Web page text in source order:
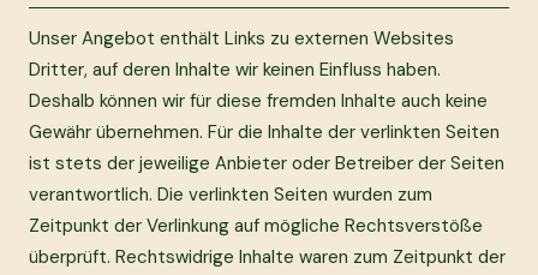
Unser Angebot enthält Links zu externen Websites
Dritter, auf deren Inhalte wir keinen Einfluss haben.
Deshalb können wir für diese fremden Inhalte auch keine
Gewähr übernehmen. Für die Inhalte der verlinkten Seiten
ist stets der jeweilige Anbieter oder Betreiber der Seiten
verantwortlich. Die verlinkten Seiten wurden zum
Zeitpunkt der Verlinkung auf mögliche Rechtsverstöße
überprüft. Rechtswidrige Inhalte waren zum Zeitpunkt der